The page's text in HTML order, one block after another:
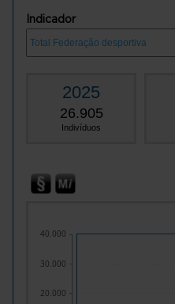
Indicador
2025
26.905
Indivíduos
20.000
30.000
40.000